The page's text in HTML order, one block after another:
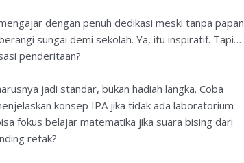
dengan penuh dedikasi meski tanpa papan
sungai demi sekolah. Ya, itu inspiratif. Tapi…
penderitaan?
jadi standar, bukan hadiah langka. Coba
konsep IPA jika tidak ada laboratorium
fokus belajar matematika jika suara bising dari
retak?